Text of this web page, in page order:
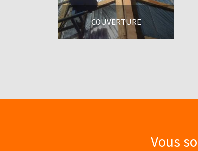
COUVERTURE
Vous